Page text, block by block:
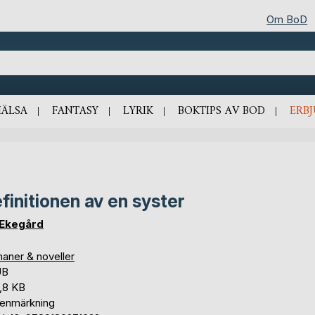
Om BoD
FANTASY LYRIK BOKTIPS AV BOD
av en syster
& noveller
KB